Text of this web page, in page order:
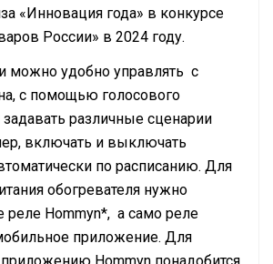
«Инновация года» в конкурсе
России» в 2024 году.
можно удобно управлять с
с помощью голосового
различные сценарии
включать и выключать
по расписанию. Для
обогревателя нужно
реле Hommyn*, а само реле
приложение. Для